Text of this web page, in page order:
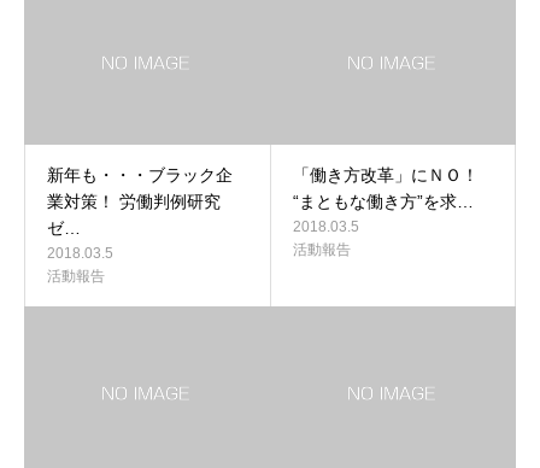
新年も・・・ブラック企
業対策！ 労働判例研究
ゼ…
2018.03.5
活動報告
「働き方改革」にＮＯ！
“まともな働き方”を求…
2018.03.5
活動報告